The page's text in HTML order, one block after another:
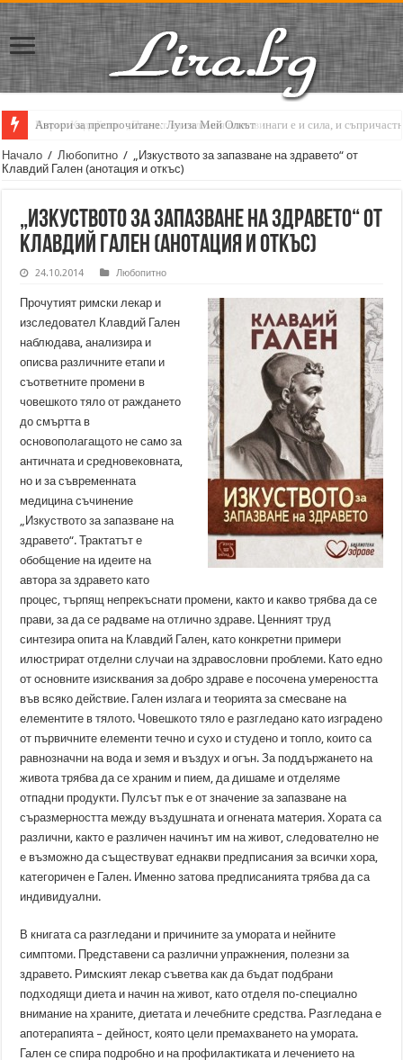
Кирил Кадийски: „Плачът на големия поет винаги е и сила, и
Начало / Любопитно / „Изкуството за запазване на здравето“ от
Клавдий Гален (анотация и откъс)
„Изкуството за запазване на здравето“ от
Клавдий Гален (анотация и откъс)
24.10.2014 Любопитно
Прочутият римски лекар и
изследовател Клавдий Гален
наблюдава, анализира и
описва различните етапи и
съответните промени в
човешкото тяло от раждането
до смъртта в
основополагащото не само за
античната и средновековната,
но и за съвременната
медицина съчинение
„Изкуството за запазване на
здравето“. Трактатът е
обобщение на идеите на
автора за здравето като
процес, търпящ непрекъснати промени, както и какво трябва да се
прави, за да се радваме на отлично здраве. Ценният труд
синтезира опита на Клавдий Гален, като конкретни примери
илюстрират отделни случаи на здравословни проблеми. Като едно
от основните изисквания за добро здраве е посочена умереността
във всяко действие. Гален излага и теорията за смесване на
елементите в тялото. Човешкото тяло е разгледано като изградено
от първичните елементи течно и сухо и студено и топло, които са
равнозначни на вода и земя и въздух и огън. За поддържането на
живота трябва да се храним и пием, да дишаме и отделяме
отпадни продукти. Пулсът пък е от значение за запазване на
съразмерността между въздушната и огнената материя. Хората са
различни, както е различен начинът им на живот, следователно не
е възможно да съществуват еднакви предписания за всички хора,
категоричен е Гален. Именно затова предписанията трябва да са
индивидуални.
В книгата са разгледани и причините за умората и нейните
симптоми. Представени са различни упражнения, полезни за
здравето. Римският лекар съветва как да бъдат подбрани
подходящи диета и начин на живот, като отделя по-специално
внимание на храните, диетата и лечебните средства. Разгледана е
апотерапията – дейност, която цели премахването на умората.
Гален се спира подробно и на профилактиката и лечението на